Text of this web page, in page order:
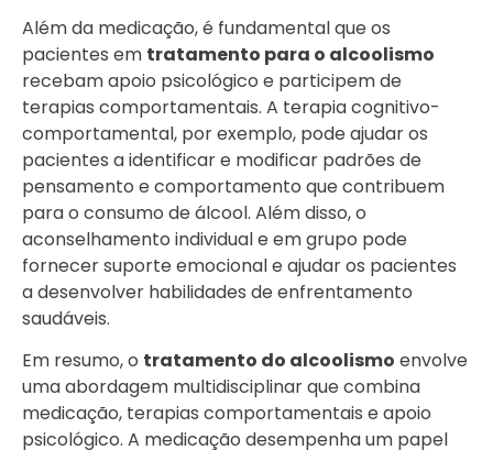
Além da medicação, é fundamental que os
pacientes em tratamento para o alcoolismo
recebam apoio psicológico e participem de
terapias comportamentais. A terapia cognitivo-
comportamental, por exemplo, pode ajudar os
pacientes a identificar e modificar padrões de
pensamento e comportamento que contribuem
para o consumo de álcool. Além disso, o
aconselhamento individual e em grupo pode
fornecer suporte emocional e ajudar os pacientes
a desenvolver habilidades de enfrentamento
saudáveis.
Em resumo, o tratamento do alcoolismo envolve
uma abordagem multidisciplinar que combina
medicação, terapias comportamentais e apoio
psicológico. A medicação desempenha um papel